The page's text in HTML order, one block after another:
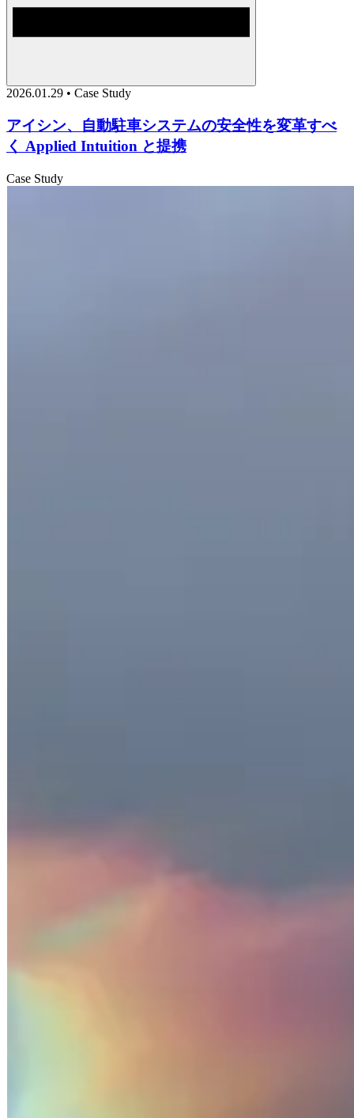
2026.01.29 • Case Study
アイシン、自動駐車システムの安全性を変革すべ
く Applied Intuition と提携
Case Study